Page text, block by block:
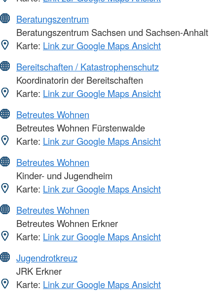
Beratungszentrum
Beratungszentrum Sachsen und Sachsen-Anhalt
Karte: Link zur Google Maps Ansicht
Bereitschaften / Katastrophenschutz
Koordinatorin der Bereitschaften
Karte: Link zur Google Maps Ansicht
Betreutes Wohnen
Betreutes Wohnen Fürstenwalde
Karte: Link zur Google Maps Ansicht
Betreutes Wohnen
Kinder- und Jugendheim
Karte: Link zur Google Maps Ansicht
Betreutes Wohnen
Betreutes Wohnen Erkner
Karte: Link zur Google Maps Ansicht
Jugendrotkreuz
JRK Erkner
Karte: Link zur Google Maps Ansicht